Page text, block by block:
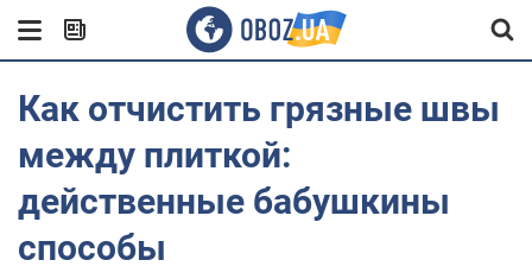
Как отчистить грязные швы
между плиткой:
действенные бабушкины
способы